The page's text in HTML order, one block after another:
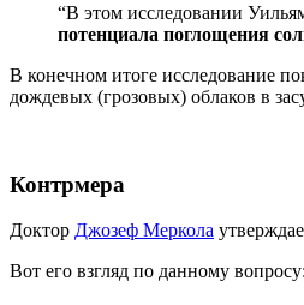
“В этом исследовании
потенциала поглощения
В конечном итоге исследование
дождевых (грозовых) облаков в
Контрмера
Доктор Джозеф Меркола
Вот его взгляд по данному вопросу: